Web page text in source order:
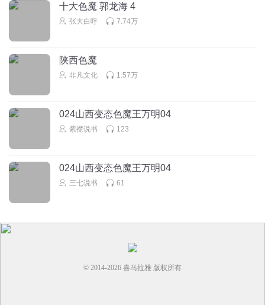
十大色魔 郭龙海 4
张大白呼 7.74万
陕西色魔
非凡文化 1.57万
024山西变态色魔王万明04
紫襟说书 123
024山西变态色魔王万明04
三七说书 61
© 2014-2026 喜马拉雅 版权所有